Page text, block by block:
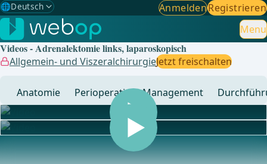
🌐Deutsch
Gewählte Sprache: Deutsch
🇩🇪 Deutsch ✓
🇬🇧English
🇧🇷Brasilianisch
AnmeldenRegistrieren
Menu
Videos - Adrenalektomie links, laparoskopisch
Allgemein- und ViszeralchirurgieJetzt freischalten
Anatomie Perioperatives Management